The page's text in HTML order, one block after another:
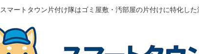
スマートタウン片付け隊はゴミ屋敷・汚部屋の片付けに特化した